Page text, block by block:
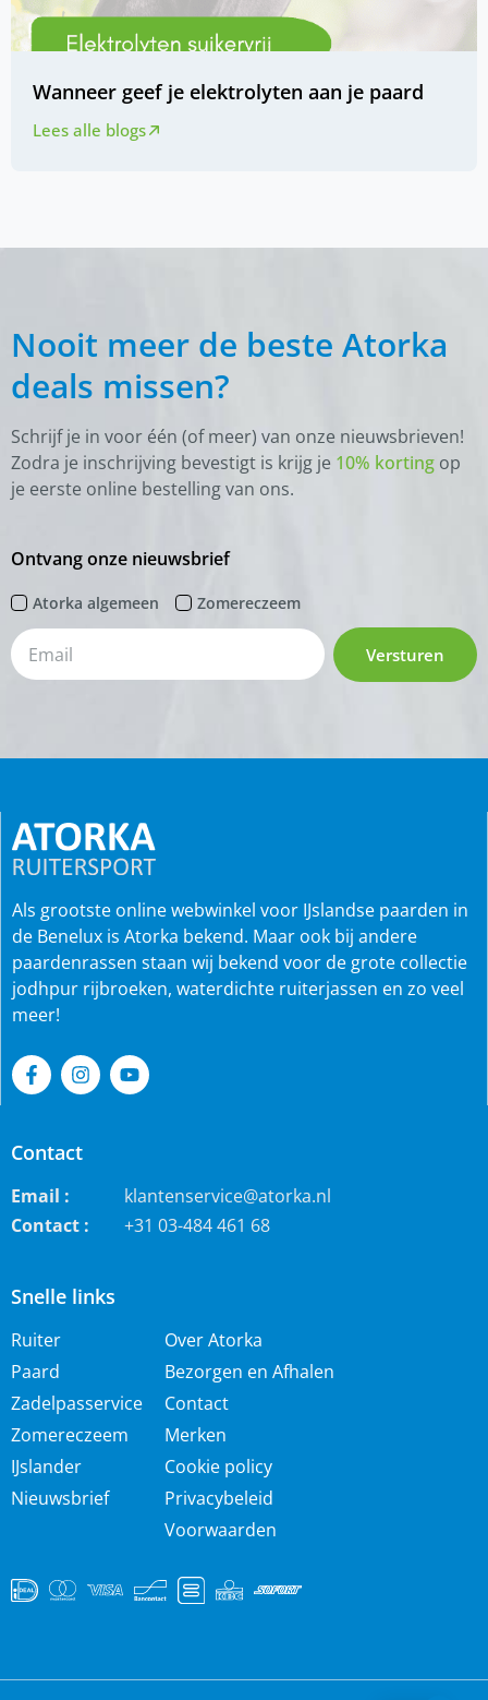
Wanneer geef je elektrolyten aan je paard
Lees alle blogs
Nooit meer de beste Atorka
deals missen?
Schrijf je in voor één (of meer) van onze nieuwsbrieven!
Zodra je inschrijving bevestigt is krijg je 10% korting op
je eerste online bestelling van ons.
Ontvang onze nieuwsbrief
Atorka algemeen Zomereczeem
Versturen
Snelle links
Ruiter
Paard
Zadelpasservice
Zomereczeem
IJslander
Nieuwsbrief
Over Atorka
Bezorgen en Afhalen
Contact
Merken
Cookie policy
Privacybeleid
Voorwaarden
Als grootste online webwinkel voor IJslandse paarden in
de Benelux is Atorka bekend. Maar ook bij andere
paardenrassen staan wij bekend voor de grote collectie
jodhpur rijbroeken, waterdichte ruiterjassen en zo veel
meer!
Contact
Email :
klantenservice@atorka.nl
Contact :
+31 03-484 461 68